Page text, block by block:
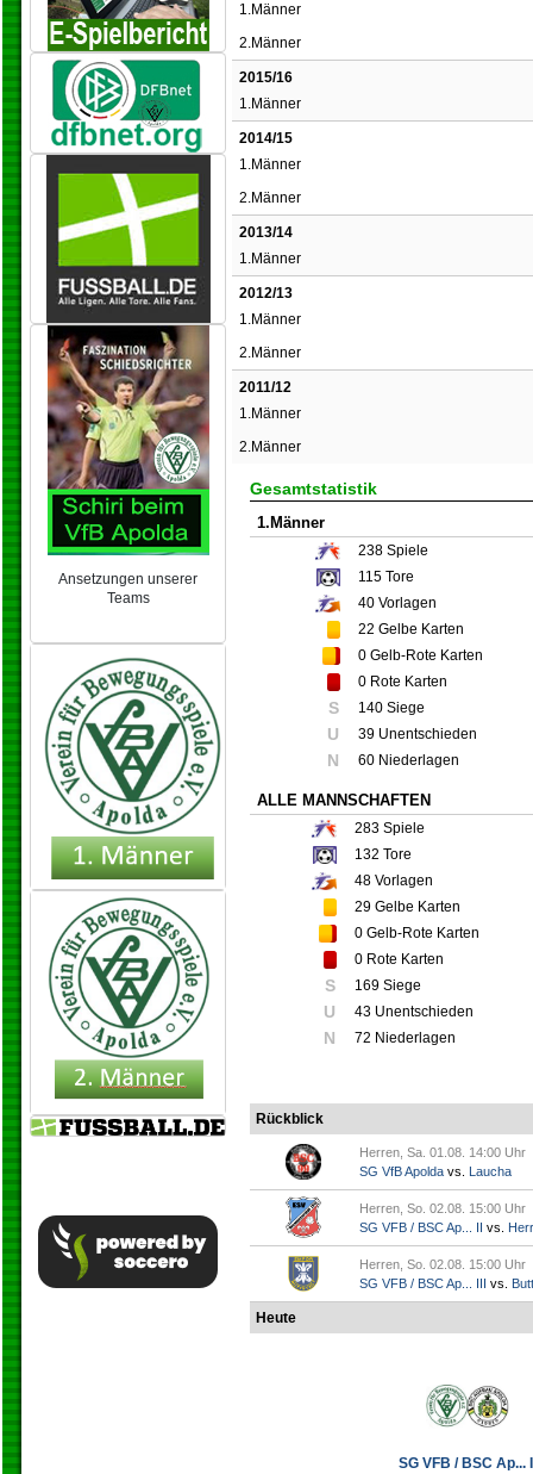
Ansetzungen unserer
Teams
1.Männer
2.Männer
2015/16
1.Männer
2014/15
1.Männer
2.Männer
2013/14
1.Männer
2012/13
1.Männer
2.Männer
2011/12
1.Männer
2.Männer
Gesamtstatistik
1.Männer
238 Spiele
115 Tore
40 Vorlagen
22 Gelbe Karten
0 Gelb-Rote Karten
0 Rote Karten
S 140 Siege
U 39 Unentschieden
N 60 Niederlagen
ALLE MANNSCHAFTEN
283 Spiele
132 Tore
48 Vorlagen
29 Gelbe Karten
0 Gelb-Rote Karten
0 Rote Karten
S 169 Siege
U 43 Unentschieden
N 72 Niederlagen
Rückblick
Herren, Sa. 01.08. 14:00 Uhr
SG VfB Apolda vs. Laucha
Herren, So. 02.08. 15:00 Uhr
SG VFB / BSC Ap... II vs.
Herren, So. 02.08. 15:00 Uhr
SG VFB / BSC Ap... III vs.
Heute
SG VFB / BSC Ap...